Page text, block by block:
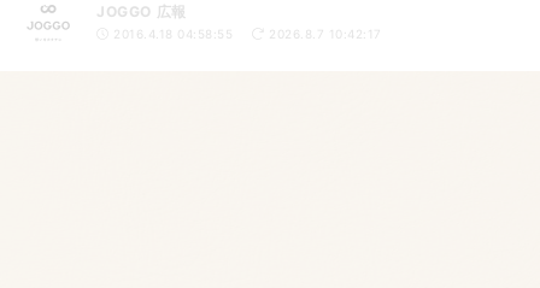
JOGGO 広報
2016.4.18 04:58:55 2026.8.7 10:42:17